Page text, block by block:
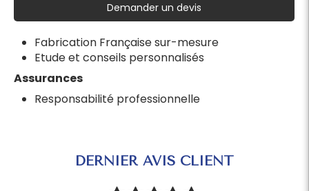
Demander un devis
Fabrication Française sur-mesure
Etude et conseils personnalisés
Assurances
Responsabilité professionnelle
DERNIER AVIS CLIENT